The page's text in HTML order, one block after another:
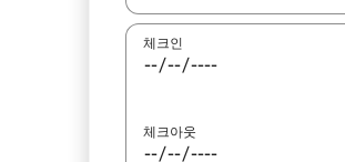
체크인
체크아웃